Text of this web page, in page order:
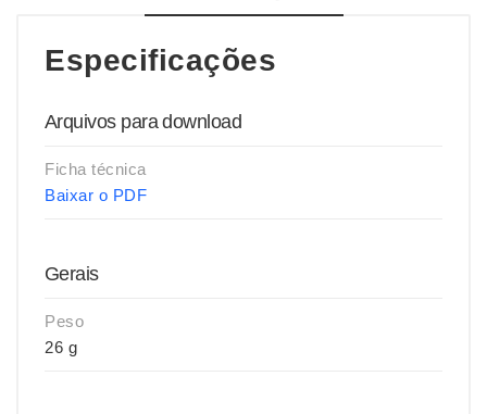
Especificações
Arquivos para download
Ficha técnica
Baixar o PDF
Gerais
Peso
26 g